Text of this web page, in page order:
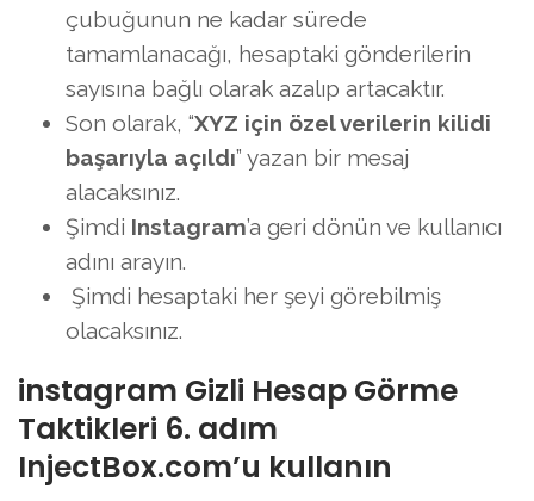
çubuğunun ne kadar sürede
tamamlanacağı, hesaptaki gönderilerin
sayısına bağlı olarak azalıp artacaktır.
Son olarak, “XYZ için özel verilerin kilidi
başarıyla açıldı” yazan bir mesaj
alacaksınız.
Şimdi Instagram’a geri dönün ve kullanıcı
adını arayın.
Şimdi hesaptaki her şeyi görebilmiş
olacaksınız.
instagram Gizli Hesap Görme
Taktikleri 6. adım
InjectBox.com’u kullanın